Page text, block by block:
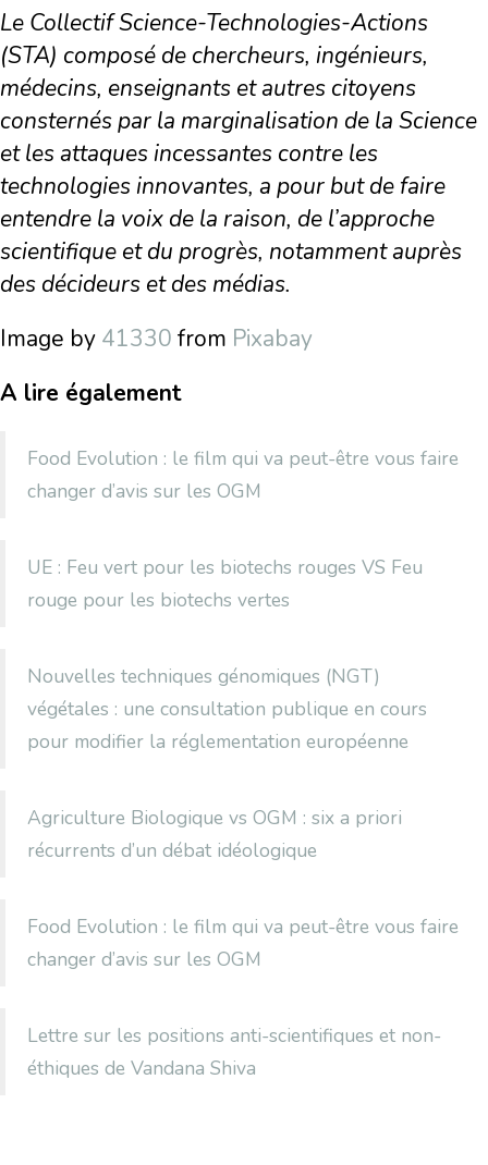
Le Collectif Science-Technologies-Actions
(STA) composé de chercheurs, ingénieurs,
médecins, enseignants et autres citoyens
consternés par la marginalisation de la Science
et les attaques incessantes contre les
technologies innovantes, a pour but de faire
entendre la voix de la raison, de l’approche
scientifique et du progrès, notamment auprès
des décideurs et des médias.
Image by 41330 from Pixabay
A lire également
Food Evolution : le film qui va peut-être vous faire
changer d’avis sur les OGM
UE : Feu vert pour les biotechs rouges VS Feu
rouge pour les biotechs vertes
Nouvelles techniques génomiques (NGT)
végétales : une consultation publique en cours
pour modifier la réglementation européenne
Agriculture Biologique vs OGM : six a priori
récurrents d’un débat idéologique
Food Evolution : le film qui va peut-être vous faire
changer d’avis sur les OGM
Lettre sur les positions anti-scientifiques et non-
éthiques de Vandana Shiva